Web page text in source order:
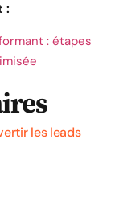
les leads
:
: étapes